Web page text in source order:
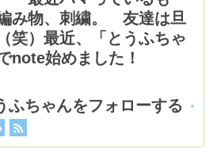
み物、刺繍。 友達は旦
笑）最近、「とうふちゃ
note始めました！
ふちゃんをフォローする